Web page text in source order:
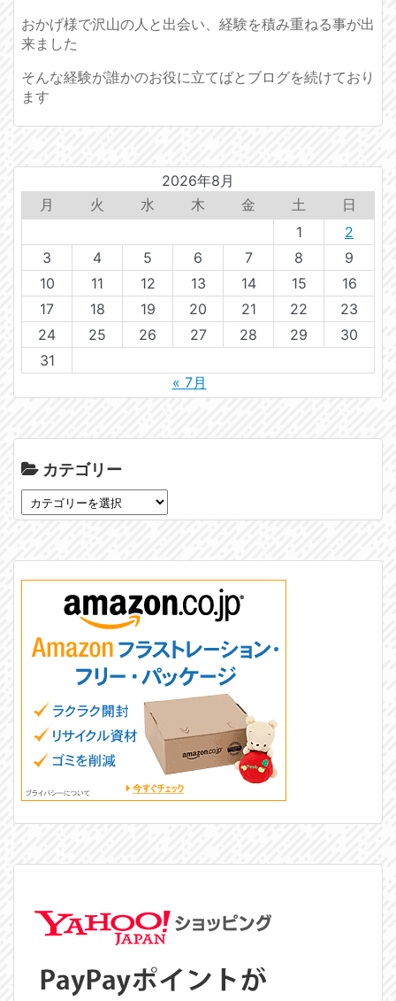
おかげ様で沢山の人と出会い、経験を積み重ねる事が出
来ました
そんな経験が誰かのお役に立てばとブログを続けており
ます
2026年8月
月
火 水 木 金 土
日
1
2
3
4 5 6 7 8
9
10
11 12 13 14 15
16
17
18 19 20 21 22
23
24
25 26 27 28 29
30
31
« 7月
カテゴリー